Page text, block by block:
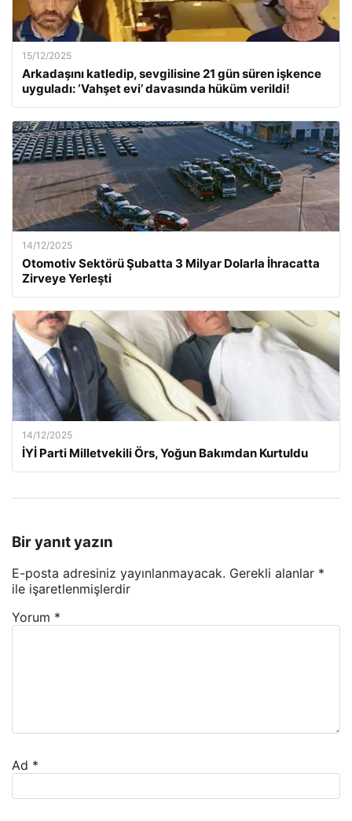
15/12/2025
Arkadaşını katledip, sevgilisine 21 gün süren işkence
uyguladı: ‘Vahşet evi’ davasında hüküm verildi!
14/12/2025
Otomotiv Sektörü Şubatta 3 Milyar Dolarla İhracatta
Zirveye Yerleşti
14/12/2025
İYİ Parti Milletvekili Örs, Yoğun Bakımdan Kurtuldu
Bir yanıt yazın
E-posta adresiniz yayınlanmayacak. Gerekli alanlar *
ile işaretlenmişlerdir
Yorum *
Ad *